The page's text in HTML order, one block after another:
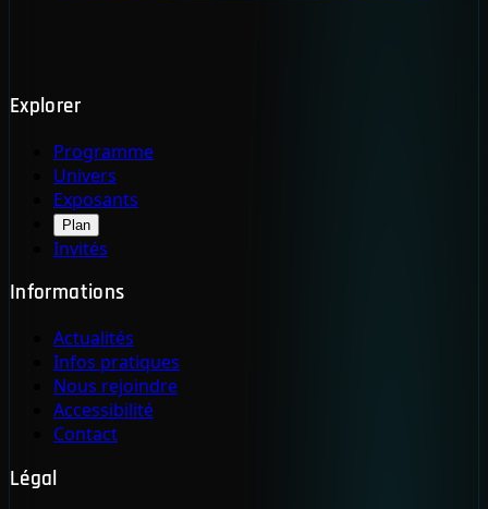
Explorer
Programme
Univers
Exposants
Plan
Invités
Informations
Actualités
Infos pratiques
Nous rejoindre
Accessibilité
Contact
Légal